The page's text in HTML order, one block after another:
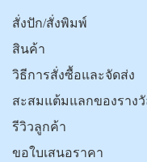
สั่งปัก/สั่งพิมพ์
สินค้า
วิธีการสั่งซื้อและจัดส่ง
สะสมแต้มแลกของราง
รีวิวลูกค้า
ขอใบเสนอราคา